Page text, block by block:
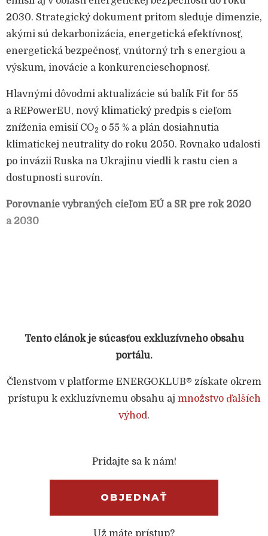
2030. Strategický dokument pritom sleduje dimenzie,
akými sú dekarbonizácia, energetická efektívnosť,
energetická bezpečnosť, vnútorný trh s energiou a
výskum, inovácie a konkurencieschopnosť.
Hlavnými dôvodmi aktualizácie sú balík Fit for 55
a REPowerEU, nový klimatický predpis s cieľom
zníženia emisií CO2 o 55 % a plán dosiahnutia
klimatickej neutrality do roku 2050. Rovnako udalosti
po invázii Ruska na Ukrajinu viedli k rastu cien a
dostupnosti surovín.
Porovnanie vybraných cieľom EÚ a SR pre rok 2020
a 2030
Tento článok je súčasťou exkluzívneho obsahu
portálu.
Členstvom v platforme ENERGOKLUB® získate okrem
prístupu k exkluzívnemu obsahu aj množstvo ďalších
výhod.
Pridajte sa k nám!
OBJEDNAŤ
Už máte prístup?